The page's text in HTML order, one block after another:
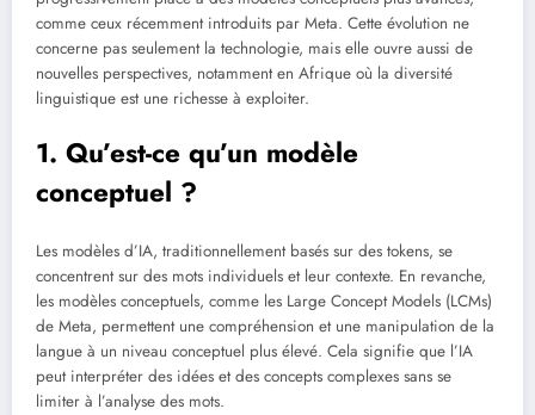
comme ceux récemment introduits par Meta. Cette évolution ne
concerne pas seulement la technologie, mais elle ouvre aussi de
nouvelles perspectives, notamment en Afrique où la diversité
linguistique est une richesse à exploiter.
1. Qu’est-ce qu’un modèle
conceptuel ?
Les modèles d’IA, traditionnellement basés sur des tokens, se
concentrent sur des mots individuels et leur contexte. En revanche,
les modèles conceptuels, comme les Large Concept Models (LCMs)
de Meta, permettent une compréhension et une manipulation de la
langue à un niveau conceptuel plus élevé. Cela signifie que l’IA
peut interpréter des idées et des concepts complexes sans se
limiter à l’analyse des mots.